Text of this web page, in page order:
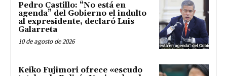
Pedro Castillo: “No está en
agenda” del Gobierno el indulto
al expresidente, declaró Luis
Galarreta
10 de agosto de 2026
Keiko Fujimori ofrece «escudo